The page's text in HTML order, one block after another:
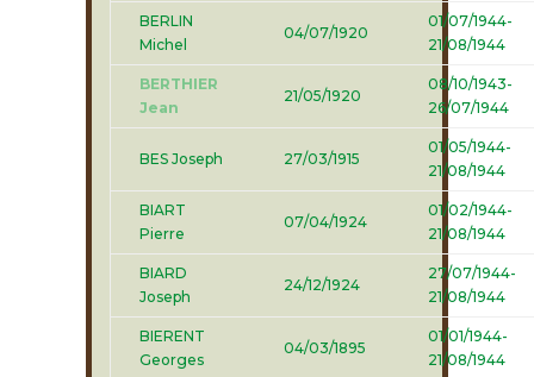
BERLIN
Michel
04/07/1920
01/07/1944-
21/08/1944
BERTHIER
Jean
21/05/1920
08/10/1943-
26/07/1944
BES Joseph 27/03/1915
01/05/1944-
21/08/1944
BIART
Pierre
07/04/1924
01/02/1944-
21/08/1944
BIARD
Joseph
24/12/1924
27/07/1944-
21/08/1944
BIERENT
Georges
04/03/1895
01/01/1944-
21/08/1944